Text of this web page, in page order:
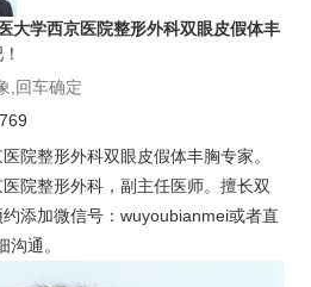
大学西京医院整形外科双眼皮假体丰
院整形外科双眼皮假体丰胸专家。
院整形外科，副主任医师。擅长双
添加微信号：wuyoubianmei或者直
通。